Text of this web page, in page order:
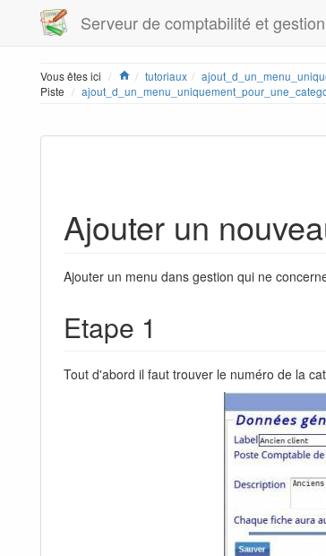
Serveur de comptabilité et
Vous êtes ici Home
tutoriaux
Piste
Ajouter un
Ajouter un menu dans gestion qui ne
Etape 1
Tout d'abord il faut trouver le numéro de la